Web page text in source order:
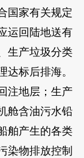
家有关规定
运回陆地送有
生产垃圾分类
标后排海。
注地层；生产
舱含油污水铅
舶产生的各类
染物排放控制